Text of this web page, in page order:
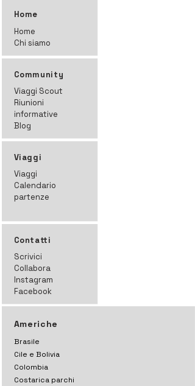
Home
Home
Chi siamo
Community
Viaggi Scout
Riunioni
informative
Blog
Viaggi
Viaggi
Calendario
partenze
Contatti
Scrivici
Collabora
Instagram
Facebook
Americhe
Brasile
Cile e Bolivia
Colombia
Costarica parchi